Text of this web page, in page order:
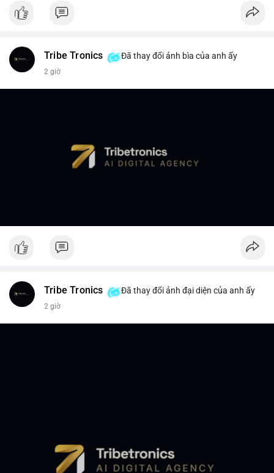
Tribe Tronics Đã thay đổi ảnh bìa của anh ấy
2 giờ
Tribe Tronics Đã thay đổi ảnh đại diện của anh ấy
2 giờ